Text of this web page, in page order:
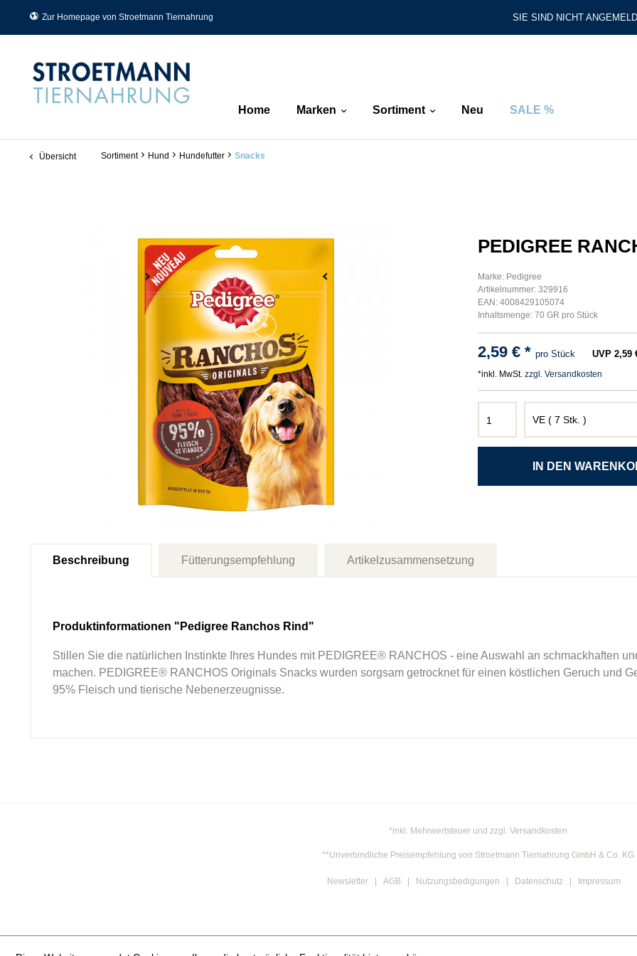
Zur Homepage von Stroetmann Tiernahrung SIE SIND NICHT
Home Marken Sortiment Neu SALE %
Übersicht Sortiment Hund Hundefutter Snacks
PEDIGREE
Marke: Pedigree
Artikelnummer: 329916
EAN: 4008429105074
Inhaltsmenge: 70 GR pro Stück
2,59 € * pro Stück UVP 2,59
*inkl. MwSt. zzgl. Versandkosten
Beschreibung Fütterungsempfehlung Artikelzusammensetzung
Produktinformationen "Pedigree Ranchos Rind"
Stillen Sie die natürlichen Instinkte Ihres Hundes mit PEDIGREE® RANCHOS - eine Auswahl an schmackhaften
machen. PEDIGREE® RANCHOS Originals Snacks wurden sorgsam getrocknet für einen köstlichen Geruch und
95% Fleisch und tierische Nebenerzeugnisse.
*inkl. Mehrwertsteuer und zzgl. Versandkosten
**Unverbindliche Preisempfehlung von Stroetmann Tiernahrung GmbH & Co. KG
Newsletter AGB Nutzungsbedigungen Datenschutz Impressum